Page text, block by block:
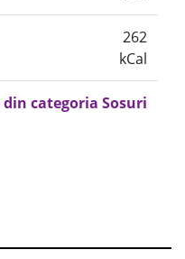
262
kCal
categoria Sosuri